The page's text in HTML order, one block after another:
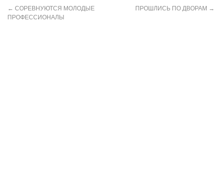
← СОРЕВНУЮТСЯ МОЛОДЫЕ
ПРОФЕССИОНАЛЫ
ПРОШЛИСЬ ПО ДВОРАМ →